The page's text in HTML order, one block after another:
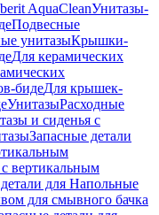
AquaCleanУнитазы-
Подвесные
унитазыКрышки-
Для керамических
бидеДля крышек-
УнитазыРасходные
и сиденья с
Запасные детали
вертикальным
для Напольные
для смывного бачка